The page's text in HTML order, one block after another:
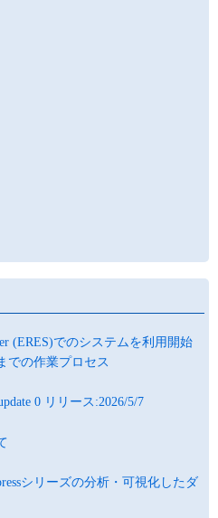
(ERES)でのシステムを利用開始
での作業プロセス
0 リリース:2026/5/7
シリーズの分析・可視化したダ